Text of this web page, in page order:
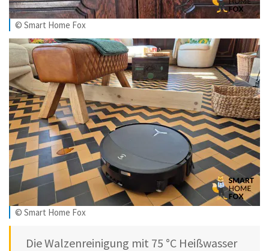
© Smart Home Fox
© Smart Home Fox
Die Walzenreinigung mit 75 °C Heißwasser